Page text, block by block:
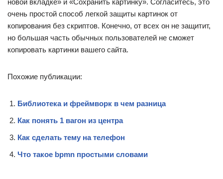
новой вкладке» и «Сохранить картинку». Согласитесь, это
очень простой способ легкой защиты картинок от
копирования без скриптов. Конечно, от всех он не защитит,
но большая часть обычных пользователей не сможет
копировать картинки вашего сайта.
Похожие публикации:
Библиотека и фреймворк в чем разница
Как понять 1 вагон из центра
Как сделать тему на телефон
Что такое bpmn простыми словами